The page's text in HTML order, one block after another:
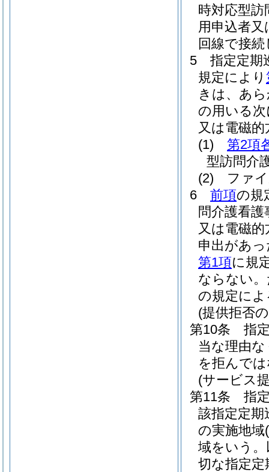
時対応型
用申込者
回線で接
5
指定定期
規定により
きは、あ
の用いる
又は電磁
(1)
第2項
型訪問介
(2)
ファ
6
前項の規
問介護看
又は電磁
申出があ
第1項に規
ならない。
の規定に
(提供拒否
第10条
指
当な理由
を拒んで
(サービス
第11条
指
該指定定期
の実施地域
域をいう
切な指定定